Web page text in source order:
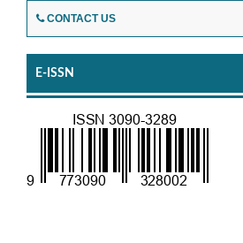
CONTACT US
E-ISSN